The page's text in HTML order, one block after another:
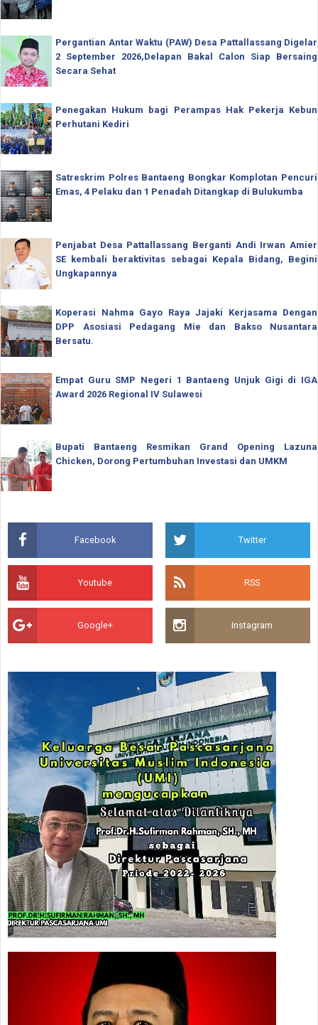
Pergantian Antar Waktu (PAW) Desa Pattallassang Digelar
2 September 2026,Delapan Bakal Calon Siap Bersaing
Secara Sehat
Penegakan Hukum bagi Perampas Hak Pekerja Kebun
Perhutani Kediri
Satreskrim Polres Bantaeng Bongkar Komplotan Pencuri
Emas, 4 Pelaku dan 1 Penadah Ditangkap di Bulukumba
Penjabat Desa Pattallassang Berganti Andi Irwan Amier
SE kembali beraktivitas sebagai Kepala Bidang, Begini
Ungkapannya
Koperasi Nahma Gayo Raya Jajaki Kerjasama Dengan
DPP Asosiasi Pedagang Mie dan Bakso Nusantara
Bersatu.
Empat Guru SMP Negeri 1 Bantaeng Unjuk Gigi di IGA
Award 2026 Regional IV Sulawesi
Bupati Bantaeng Resmikan Grand Opening Lazuna
Chicken, Dorong Pertumbuhan Investasi dan UMKM
Facebook Twitter
Youtube RSS
Google+ Instagram